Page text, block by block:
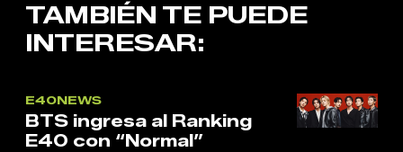
TAMBIÉN TE PUEDE
INTERESAR:
E40NEWS
BTS ingresa al Ranking
E40 con “Normal”